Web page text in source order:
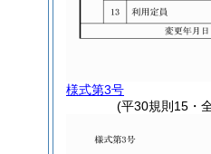
様式第3号
(平30規則15・